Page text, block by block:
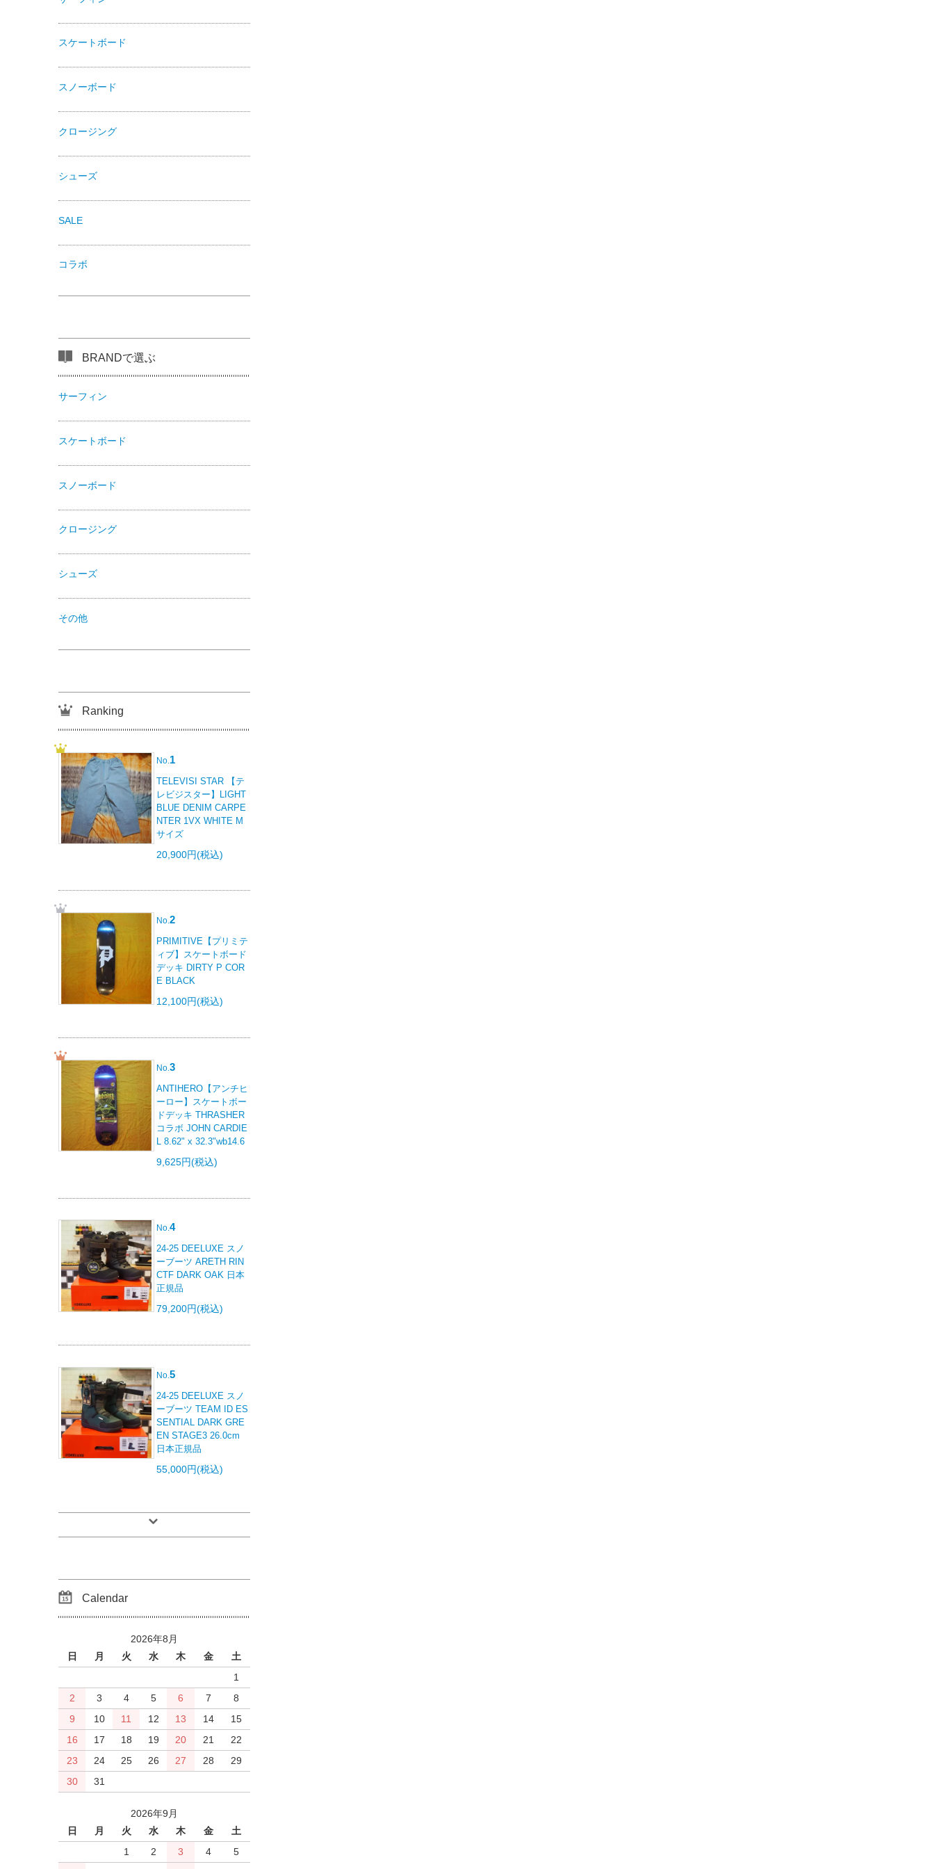
スケートボード
スノーボード
クロージング
シューズ
SALE
コラボ
BRANDで選ぶ
サーフィン
スケートボード
スノーボード
クロージング
シューズ
その他
Ranking
No. 1
TELEVISI STAR 【テ
レビジスター】LIGHT
BLUE DENIM CARPE
NTER 1VX WHITE M
サイズ
20,900円(税込)
No.2
PRIMITIVE【プリミテ
ィブ】スケートボード
デッキ DIRTY P COR
E BLACK
12,100円(税込)
No. 3
ANTIHERO【アンチヒ
ーロー】スケートボー
ドデッキ THRASHER
コラボ JOHN CARDIE
L 8.62" x 32.3"wb14.6
9,625円(税込)
No.4
24-25 DEELUXE スノ
ーブーツ ARETH RIN
CTF DARK OAK 日本
正規品
79,200円(税込)
No.5
24-25 DEELUXE スノ
ーブーツ TEAM ID ES
SENTIAL DARK GRE
EN STAGE3 26.0cm
日本正規品
55,000円(税込)
Calendar
2026年8月
日
月 火 水 木 金
土
1
2
3 4 5 6 7
8
9
10 11 12 13 14
15
16
17 18 19 20 21
22
23
24 25 26 27 28
29
30
31
2026年9月
日
月 火 水 木 金
土
1
2 3 4
5